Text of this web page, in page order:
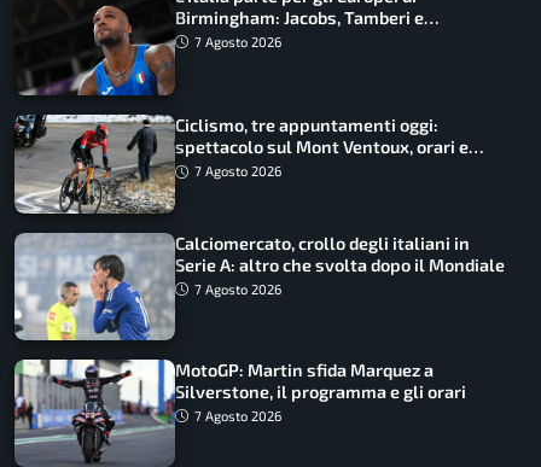
Birmingham: Jacobs, Tamberi e
Battocletti guidano una spedizione
7 Agosto 2026
Ciclismo, tre appuntamenti oggi:
spettacolo sul Mont Ventoux, orari e
come vederli
7 Agosto 2026
Calciomercato, crollo degli italiani in
Serie A: altro che svolta dopo il Mondiale
7 Agosto 2026
MotoGP: Martin sfida Marquez a
Silverstone, il programma e gli orari
7 Agosto 2026